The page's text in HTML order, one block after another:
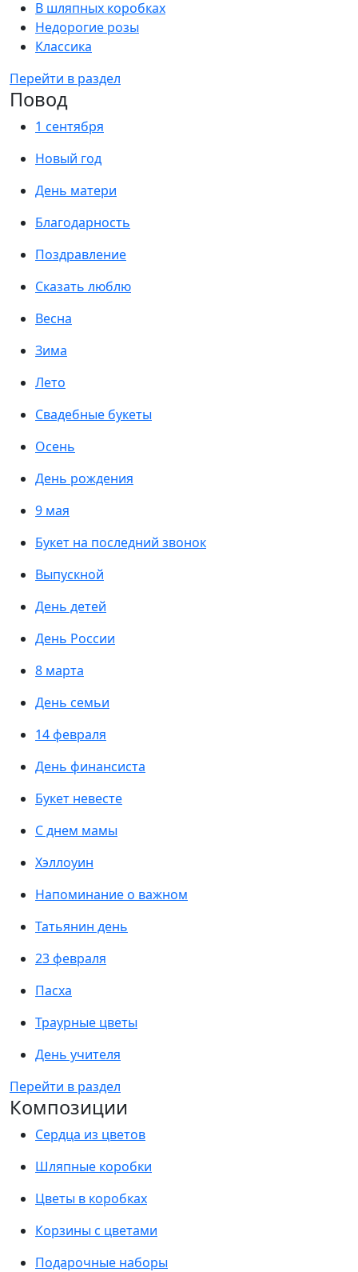
В шляпных коробках
Недорогие розы
Классика
Перейти в раздел
Повод
1 сентября
Новый год
День матери
Благодарность
Поздравление
Сказать люблю
Весна
Зима
Лето
Свадебные букеты
Осень
День рождения
9 мая
Букет на последний звонок
Выпускной
День детей
День России
8 марта
День семьи
14 февраля
День финансиста
Букет невесте
С днем мамы
Хэллоуин
Напоминание о важном
Татьянин день
23 февраля
Пасха
Траурные цветы
День учителя
Перейти в раздел
Композиции
Сердца из цветов
Шляпные коробки
Цветы в коробках
Корзины с цветами
Подарочные наборы